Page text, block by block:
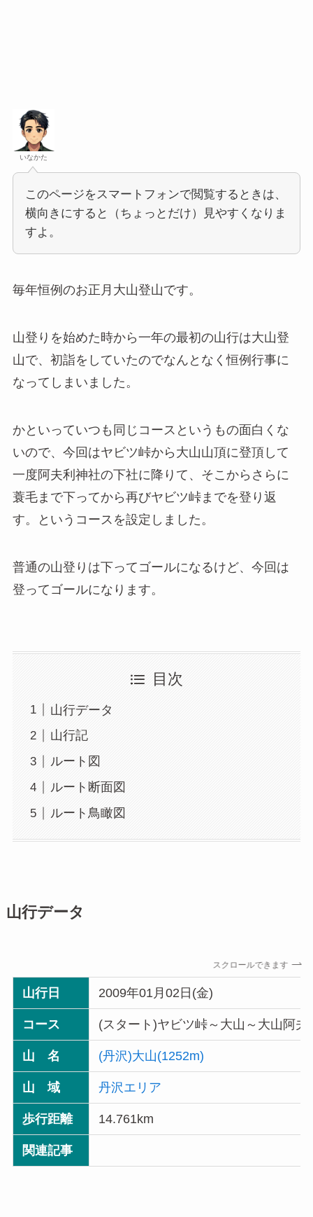
いなかた
このページをスマートフォンで閲覧するときは、
横向きにすると（ちょっとだけ）見やすくなりま
すよ。
毎年恒例のお正月大山登山です。
山登りを始めた時から一年の最初の山行は大山登
山で、初詣をしていたのでなんとなく恒例行事に
なってしまいました。
かといっていつも同じコースというもの面白くな
いので、今回はヤビツ峠から大山山頂に登頂して
一度阿夫利神社の下社に降りて、そこからさらに
蓑毛まで下ってから再びヤビツ峠までを登り返
す。というコースを設定しました。
普通の山登りは下ってゴールになるけど、今回は
登ってゴールになります。
目次
山行データ
山行記
ルート図
ルート断面図
ルート鳥瞰図
山行データ
スクロールできます
山行日 2009年01月02日(金)
コース (スタート)ヤビツ峠～大山～大山阿
山 名 (丹沢)大山(1252m)
山 域 丹沢エリア
歩行距離 14.761km
関連記事